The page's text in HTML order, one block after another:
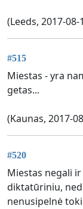
(Leeds, 2017-08-
#515
Miestas - yra
getas...
(Kaunas, 2017-
#520
Miestas negali
diktatūriniu,
nenusipelnė